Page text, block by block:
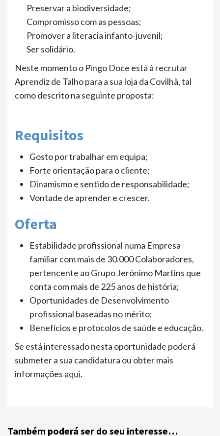
Preservar a biodiversidade;
Compromisso com as pessoas;
Promover a literacia infanto-juvenil;
Ser solidário.
Neste momento o Pingo Doce está à recrutar
Aprendiz de Talho para a sua loja da Covilhã, tal
como descrito na seguinte proposta:
Requisitos
Gosto por trabalhar em equipa;
Forte orientação para o cliente;
Dinamismo e sentido de responsabilidade;
Vontade de aprender e crescer.
Oferta
Estabilidade profissional numa Empresa
familiar com mais de 30.000 Colaboradores,
pertencente ao Grupo Jerónimo Martins que
conta com mais de 225 anos de história;
Oportunidades de Desenvolvimento
profissional baseadas no mérito;
Benefícios e protocolos de saúde e educação.
Se está interessado nesta oportunidade poderá
submeter a sua candidatura ou obter mais
informações aqui.
Também poderá ser do seu interesse…